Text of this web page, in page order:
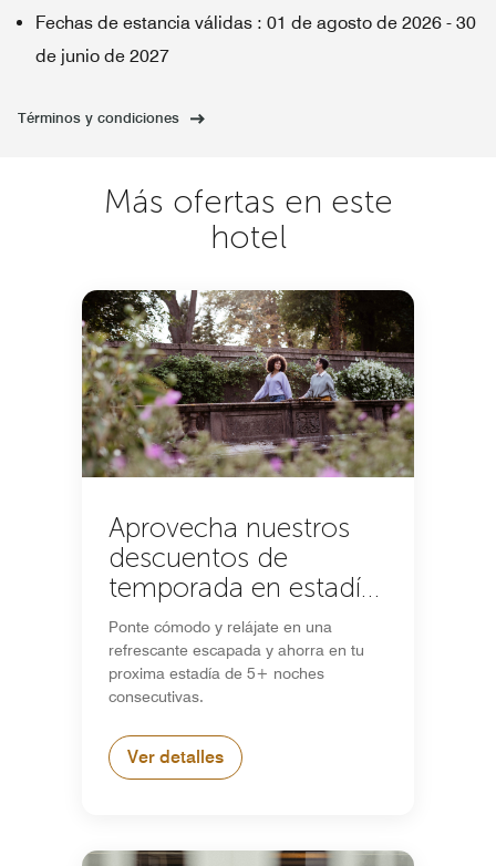
Fechas de estancia válidas : 01 de agosto de 2026 - 30
de junio de 2027
Términos y condiciones
Más ofertas en este
hotel
Aprovecha nuestros
descuentos de
temporada en estadías
de 5+ noches
Ponte cómodo y relájate en una
refrescante escapada y ahorra en tu
proxima estadía de 5+ noches
consecutivas.
Ver detalles